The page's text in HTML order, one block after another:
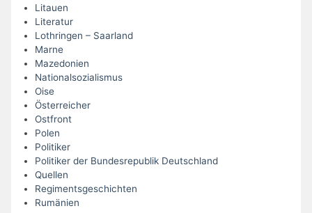
Litauen
Literatur
Lothringen – Saarland
Marne
Mazedonien
Nationalsozialismus
Oise
Österreicher
Ostfront
Polen
Politiker
Politiker der Bundesrepublik Deutschland
Quellen
Regimentsgeschichten
Rumänien